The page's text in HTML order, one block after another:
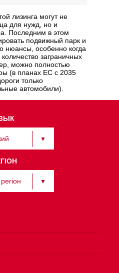
лизинга могут не
для нужд, но и
Последним в этом
подвижный парк и
нюансы, особенно когда
заграничных
можно полностью
(в планах ЕС с 2035
только
автомобили).